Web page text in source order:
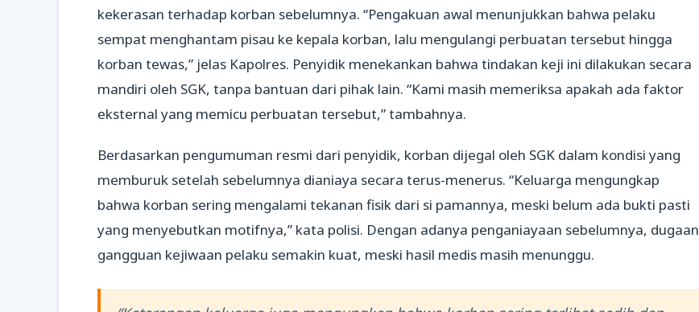
kekerasan terhadap korban sebelumnya. “Pengakuan awal menunjukkan bahwa pelaku
sempat menghantam pisau ke kepala korban, lalu mengulangi perbuatan tersebut hingga
korban tewas,” jelas Kapolres. Penyidik menekankan bahwa tindakan keji ini dilakukan secara
mandiri oleh SGK, tanpa bantuan dari pihak lain. “Kami masih memeriksa apakah ada faktor
eksternal yang memicu perbuatan tersebut,” tambahnya.
Berdasarkan pengumuman resmi dari penyidik, korban dijegal oleh SGK dalam kondisi yang
memburuk setelah sebelumnya dianiaya secara terus-menerus. “Keluarga mengungkap
bahwa korban sering mengalami tekanan fisik dari si pamannya, meski belum ada bukti pasti
yang menyebutkan motifnya,” kata polisi. Dengan adanya penganiayaan sebelumnya, dugaan
gangguan kejiwaan pelaku semakin kuat, meski hasil medis masih menunggu.